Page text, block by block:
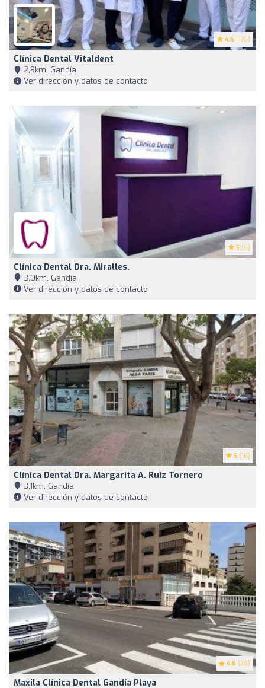
4.6 (175)
Clínica Dental Vitaldent
2,8km, Gandía
Ver dirección y datos de contacto
5 (6)
Clínica Dental Dra. Miralles.
3,0km, Gandía
Ver dirección y datos de contacto
5 (10)
Clínica Dental Dra. Margarita A. Ruiz Tornero
3,1km, Gandía
Ver dirección y datos de contacto
4.6 (28)
Maxila Clínica Dental Gandía Playa